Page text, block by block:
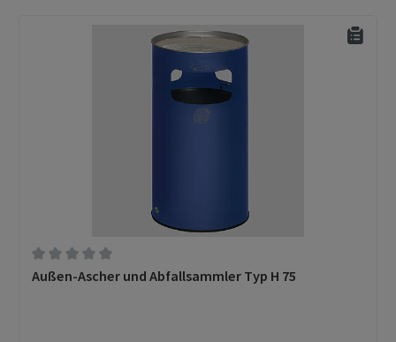
Durchschnittliche Bewertung von 0 von 5 Sternen
Außen-Ascher und Abfallsammler Typ H 75